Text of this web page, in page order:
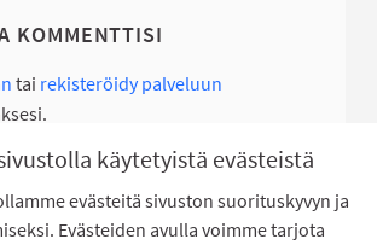
käytetyistä evästeistä
evästeitä sivuston suorituskyvyn ja
Evästeiden avulla voimme tarjota
KOMMENTTISI
tai rekisteröidy palveluun